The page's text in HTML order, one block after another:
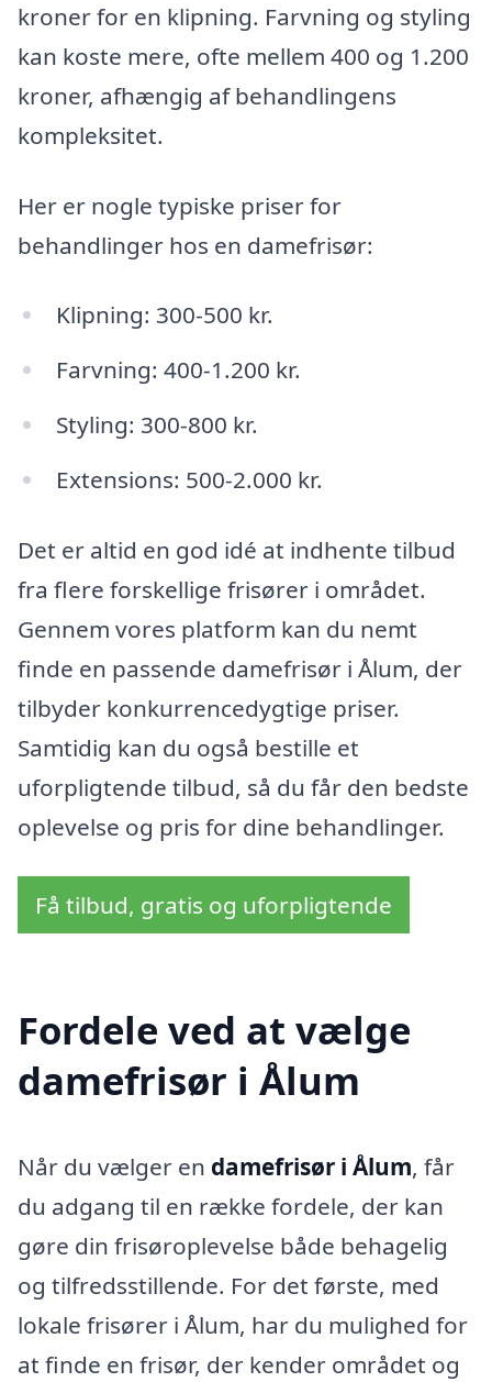
kroner for en klipning. Farvning og styling
kan koste mere, ofte mellem 400 og 1.200
kroner, afhængig af behandlingens
kompleksitet.
Her er nogle typiske priser for
behandlinger hos en damefrisør:
Klipning: 300-500 kr.
Farvning: 400-1.200 kr.
Styling: 300-800 kr.
Extensions: 500-2.000 kr.
Det er altid en god idé at indhente tilbud
fra flere forskellige frisører i området.
Gennem vores platform kan du nemt
finde en passende damefrisør i Ålum, der
tilbyder konkurrencedygtige priser.
Samtidig kan du også bestille et
uforpligtende tilbud, så du får den bedste
oplevelse og pris for dine behandlinger.
Få tilbud, gratis og uforpligtende
Fordele ved at vælge
damefrisør i Ålum
Når du vælger en damefrisør i Ålum, får
du adgang til en række fordele, der kan
gøre din frisøroplevelse både behagelig
og tilfredsstillende. For det første, med
lokale frisører i Ålum, har du mulighed for
at finde en frisør, der kender området og